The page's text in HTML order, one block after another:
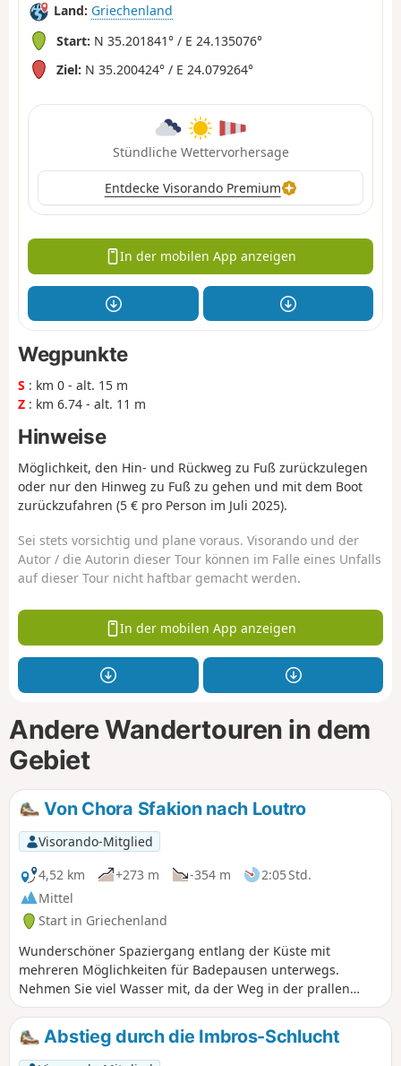
Land: Griechenland
Start: N 35.201841° / E 24.135076°
Ziel: N 35.200424° / E 24.079264°
Stündliche Wettervorhersage
Entdecke Visorando Premium
In der mobilen App anzeigen
Wegpunkte
S : km 0 - alt. 15 m
Z : km 6.74 - alt. 11 m
Hinweise
Möglichkeit, den Hin- und Rückweg zu Fuß zurückzulegen
oder nur den Hinweg zu Fuß zu gehen und mit dem Boot
zurückzufahren (5 € pro Person im Juli 2025).
Sei stets vorsichtig und plane voraus. Visorando und der
Autor / die Autorin dieser Tour können im Falle eines Unfalls
auf dieser Tour nicht haftbar gemacht werden.
In der mobilen App anzeigen
Andere Wandertouren in dem
Gebiet
Von Chora Sfakion nach Loutro
Visorando-Mitglied
4,52 km
+273 m -354 m
2:05 Std.
Mittel
Start in Griechenland
Wunderschöner Spaziergang entlang der Küste mit
mehreren Möglichkeiten für Badepausen unterwegs.
Nehmen Sie viel Wasser mit, da der Weg in der prallen
Sonne liegt. Die Rückfahrt kann auf dem gleichen Weg oder
mit dem Boot erfolgen.
Abstieg durch die Imbros-Schlucht